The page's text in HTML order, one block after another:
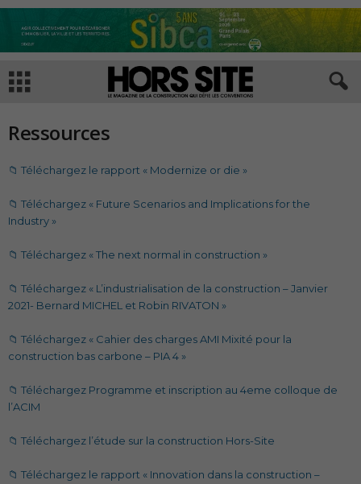
Ressources
📁 Téléchargez le rapport « Modernize or die »
📁 Téléchargez « Future Scenarios and Implications for the
Industry »
📁 Téléchargez « The next normal in construction »
📁 Téléchargez « L’industrialisation de la construction – Janvier
2021- Bernard MICHEL et Robin RIVATON »
📁 Téléchargez « Cahier des charges AMI Mixité pour la
construction bas carbone – PIA 4 »
📁 Téléchargez Programme et inscription au 4eme colloque de
l’ACIM
📁 Téléchargez l’étude sur la construction Hors-Site
📁 Téléchargez le rapport « Innovation dans la construction –